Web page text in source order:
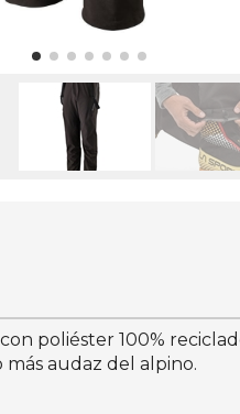
poliéster 100%
audaz del alpino.